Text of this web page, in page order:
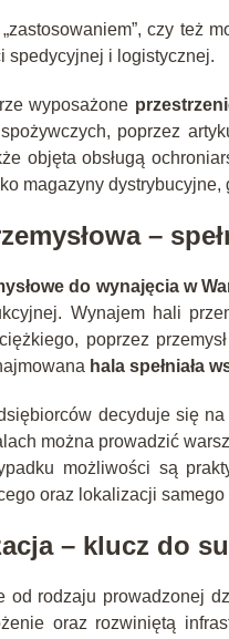
czy też
spedycyjnej i logistycznej.
wyposażone
poprzez
objęta obsługą
magazyny
–
do wynajęcia w
Wynajem hali
ciężkiego, poprzez
hala spełniała
decyduje się
można prowadzić
możliwości są
oraz lokalizacji samego
– klucz do
od rodzaju prowadzonej
oraz rozwiniętą